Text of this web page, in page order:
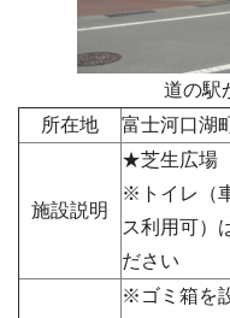
道の駅
所在地
富士河口湖
施設説明
★芝生広場
※トイレ（
ス利用可）
ださい
※ゴミ箱を